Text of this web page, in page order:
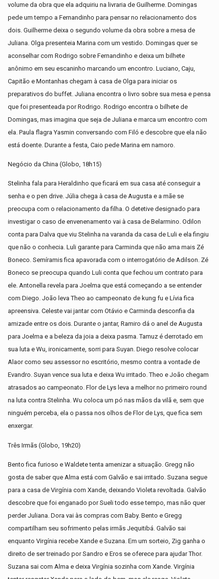
volume da obra que ela adquiriu na livraria de Guilherme. Domingas
pede um tempo a Fernandinho para pensar no relacionamento dos
dois. Guilherme deixa o segundo volume da obra sobre a mesa de
Juliana. Olga presenteia Marina com um vestido. Domingas quer se
aconselhar com Rodrigo sobre Fernandinho e deixa um bilhete
anônimo em seu escaninho marcando um encontro. Luciano, Caju,
Capitão e Montanhas chegam à casa de Olga para iniciar os
preparativos do buffet. Juliana encontra o livro sobre sua mesa e pensa
que foi presenteada por Rodrigo. Rodrigo encontra o bilhete de
Domingas, mas imagina que seja de Juliana e marca um encontro com
ela. Paula flagra Yasmin conversando com Filó e descobre que ela não
está doente. Durante a festa, Caio pede Marina em namoro.
Negócio da China (Globo, 18h15)
Stelinha fala para Heraldinho que ficará em sua casa até conseguir a
senha e o pen drive. Júlia chega à casa de Augusta e a mãe se
preocupa com o relacionamento da filha. O detetive designado para
investigar o caso de envenenamento vai à casa de Belarmino. Odilon
conta para Dalva que viu Stelinha na varanda da casa de Luli e ela fingiu
que não o conhecia. Luli garante para Carminda que não ama mais Zé
Boneco. Semíramis fica apavorada com o interrogatório de Adilson. Zé
Boneco se preocupa quando Luli conta que fechou um contrato para
ele. Antonella revela para Joelma que está começando a se entender
com Diego. João leva Theo ao campeonato de kung fu e Lívia fica
apreensiva. Celeste vai jantar com Otávio e Carminda desconfia da
amizade entre os dois. Durante o jantar, Ramiro dá o anel de Augusta
para Joelma e a beleza da joia a deixa pasma. Tamuz é derrotado em
sua luta e Wu, ironicamente, sorri para Suyan. Diego resolve colocar
Alaor como seu assessor no escritório, mesmo contra a vontade de
Evandro. Suyan vence sua luta e deixa Wu irritado. Theo e João chegam
atrasados ao campeonato. Flor de Lys leva a melhor no primeiro round
na luta contra Stelinha. Wu coloca um pó nas mãos da vilã e, sem que
ninguém perceba, ela o passa nos olhos de Flor de Lys, que fica sem
enxergar.
Três Irmãs (Globo, 19h20)
Bento fica furioso e Waldete tenta amenizar a situação. Gregg não
gosta de saber que Alma está com Galvão e sai irritado. Suzana segue
para a casa de Virgínia com Xande, deixando Violeta revoltada. Galvão
descobre que foi enganado por Sueli todo esse tempo, mas não quer
perder Juliana. Dora vai às compras com Baby. Bento e Gregg
compartilham seu sofrimento pelas irmãs Jequitibá. Galvão sai
enquanto Virgínia recebe Xande e Suzana. Em um sorteio, Zig ganha o
direito de ser treinado por Sandro e Eros se oferece para ajudar Thor.
Suzana sai com Alma e deixa Virgínia sozinha com Xande. Virgínia